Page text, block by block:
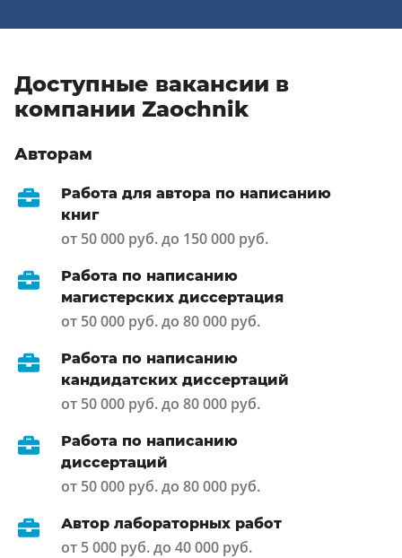
Доступные вакансии в
компании Zaochnik
Авторам
Работа для автора по написанию
книг
от 50 000 руб. до 150 000 руб.
Работа по написанию
магистерских диссертация
от 50 000 руб. до 80 000 руб.
Работа по написанию
кандидатских диссертаций
от 50 000 руб. до 80 000 руб.
Работа по написанию
диссертаций
от 50 000 руб. до 80 000 руб.
Автор лабораторных работ
от 5 000 руб. до 40 000 руб.